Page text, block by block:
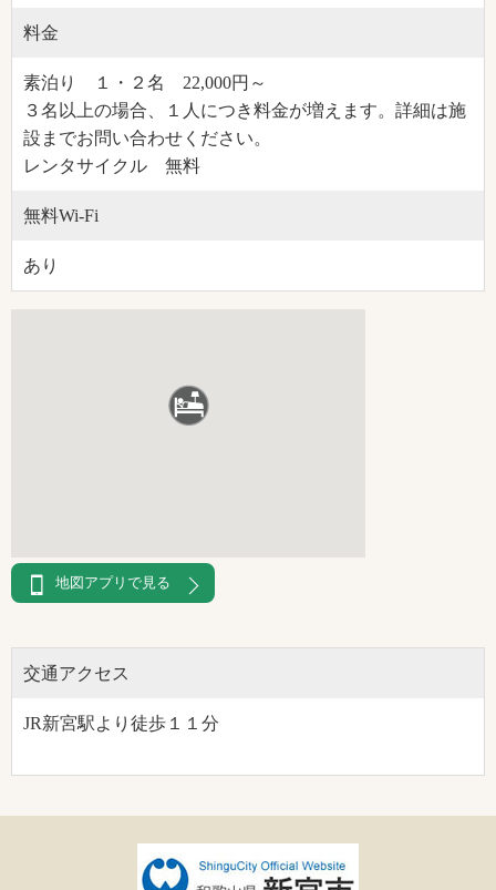
料金
素泊り １・２名 22,000円～
３名以上の場合、１人につき料金が増えます。詳細は施
設までお問い合わせください。
レンタサイクル 無料
無料Wi-Fi
あり
地図アプリで見る
交通アクセス
JR新宮駅より徒歩１１分